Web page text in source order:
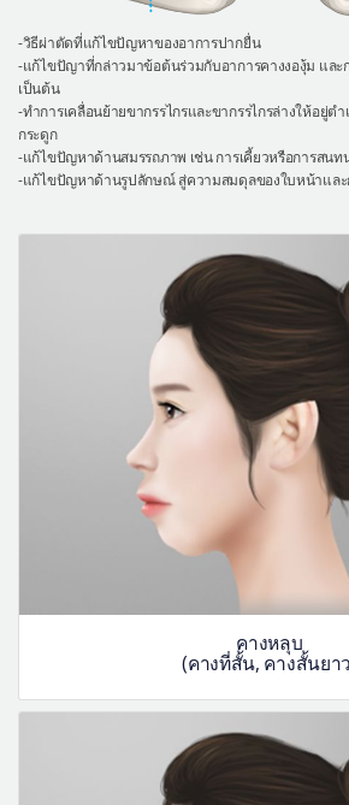
-วิธีผ่าตัดที่แก้ไขปัญหาของอาการปากยื่น
-แก้ไขปัญาที่กล่าวมาข้อต้นร่วมกับอาการคางงองุ้ม และ
เป็นต้น
-ทำการเคลื่อนย้ายขากรรไกรและขากรรไกรล่างให้อยู่
กระดูก
-แก้ไขปัญหาด้านสมรรถภาพ เช่น การเคี้ยวหรือการสนท
-แก้ไขปัญหาด้านรูปลักษณ์ สู่ความสมดุลของใบหน้าแล
คางหลุบ
(คางที่สั้น, คางสั้นยา